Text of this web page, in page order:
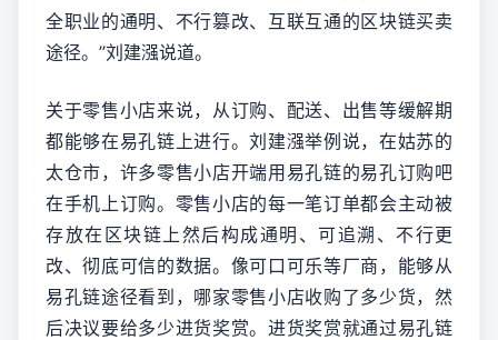
全职业的通明、不行篡改、互联互通的区块链买卖
途径。”刘建漒说道。
关于零售小店来说，从订购、配送、出售等缓解期
都能够在易孔链上进行。刘建漒举例说，在姑苏的
太仓市，许多零售小店开端用易孔链的易孔订购吧
在手机上订购。零售小店的每一笔订单都会主动被
存放在区块链上然后构成通明、可追溯、不行更
改、彻底可信的数据。像可口可乐等厂商，能够从
易孔链途径看到，哪家零售小店收购了多少货，然
后决议要给多少进货奖赏。进货奖赏就通过易孔链